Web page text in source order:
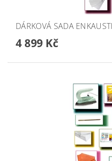
DÁRKOVÁ SADA
4 899 Kč